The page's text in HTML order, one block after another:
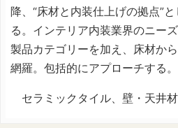
降、“床材と内装仕上げの拠点”
る。インテリア内装業界のニー
製品カテゴリーを加え、床材か
網羅。包括的にアプローチする。
セラミックタイル、壁・天井